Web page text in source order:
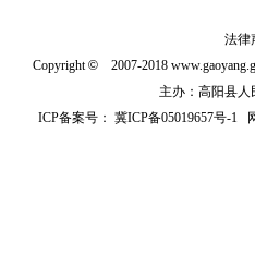
法律
Copyright© 2007-2018
主办：高阳县人
ICP备案号：冀ICP备05019657号-1